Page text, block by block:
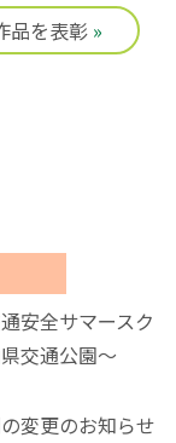
品を表彰»
安全サマースク
交通公園～
変更のお知らせ